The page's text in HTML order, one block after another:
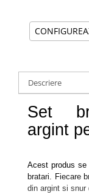
Descriere
Set
argint
Acest produs
bratari. Fiecare
din argint si snur